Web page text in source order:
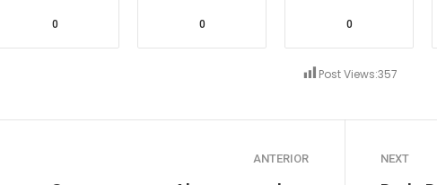
Post Views:357
0 0 0
ANTERIOR NEXT